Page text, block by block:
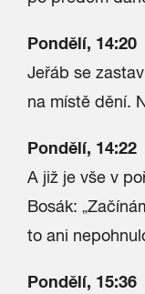
Pondělí, 14:20
Jeřáb se
na místě dění.
Pondělí, 14:22
A již je vše v
Bosák:
to ani
Pondělí, 15:36